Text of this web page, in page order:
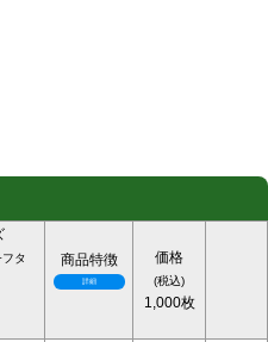
タ
商品特徴 価格
(税込)
1,000枚